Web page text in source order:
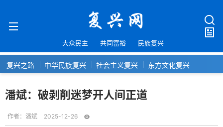
大众民主 共同富裕 民族复兴
复兴之路 中华民族复兴 社会主义复兴 东方文化复兴
潘斌：破剥削迷梦开人间正道
作者： 潘斌 2025-12-26